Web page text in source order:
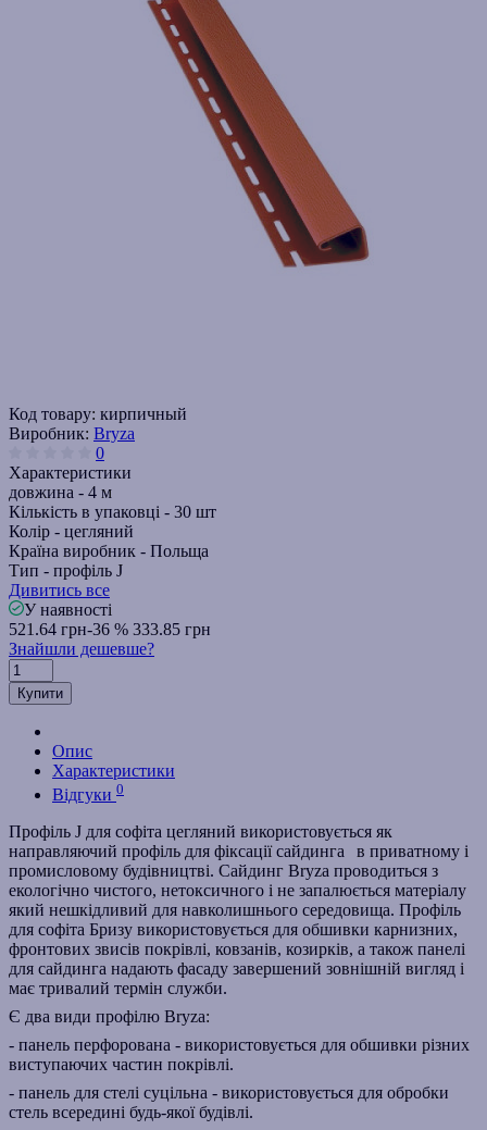
Код товару: кирпичный
Виробник: Bryza
0
Характеристики
довжина - 4 м
Кількість в упаковці - 30 шт
Колір - цегляний
Країна виробник - Польща
Тип - профіль J
Дивитись все
У наявності
521.64 грн-36 % 333.85 грн
Знайшли дешевше?
Купити
Опис
Характеристики
Відгуки 0
Профіль J для софіта цегляний використовується як
направляючий профіль для фіксації сайдинга
в приватному і
промисловому будівництві. Сайдинг Bryza проводиться з
екологічно чистого, нетоксичного і не запалюється матеріалу
який нешкідливий для навколишнього середовища. Профіль
для софіта Бризу використовується для обшивки карнизних,
фронтових звисів покрівлі, ковзанів, козирків, а також панелі
для сайдинга надають фасаду завершений зовнішній вигляд і
має тривалий термін служби.
Є два види профілю Bryza:
- панель перфорована - використовується для обшивки різних
виступаючих частин покрівлі.
- панель для стелі суцільна - використовується для обробки
стель всередині будь-якої будівлі.